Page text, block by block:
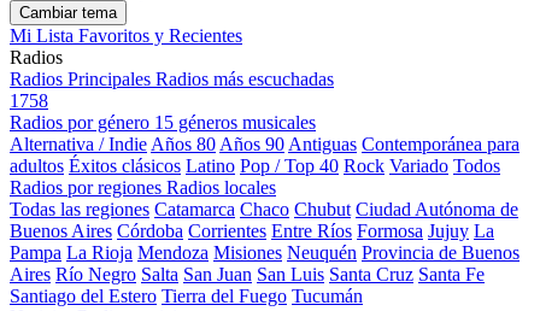
Cambiar tema
Mi Lista Favoritos y Recientes
Radios
Radios Principales Radios más escuchadas
1758
Radios por género 15 géneros musicales
Alternativa / Indie Años 80 Años 90 Antiguas Contemporánea para
adultos Éxitos clásicos Latino Pop / Top 40 Rock Variado Todos
Radios por regiones Radios locales
Todas las regiones Catamarca Chaco Chubut Ciudad Autónoma de
Buenos Aires Córdoba Corrientes Entre Ríos Formosa Jujuy La
Pampa La Rioja Mendoza Misiones Neuquén Provincia de Buenos
Aires Río Negro Salta San Juan San Luis Santa Cruz Santa Fe
Santiago del Estero Tierra del Fuego Tucumán